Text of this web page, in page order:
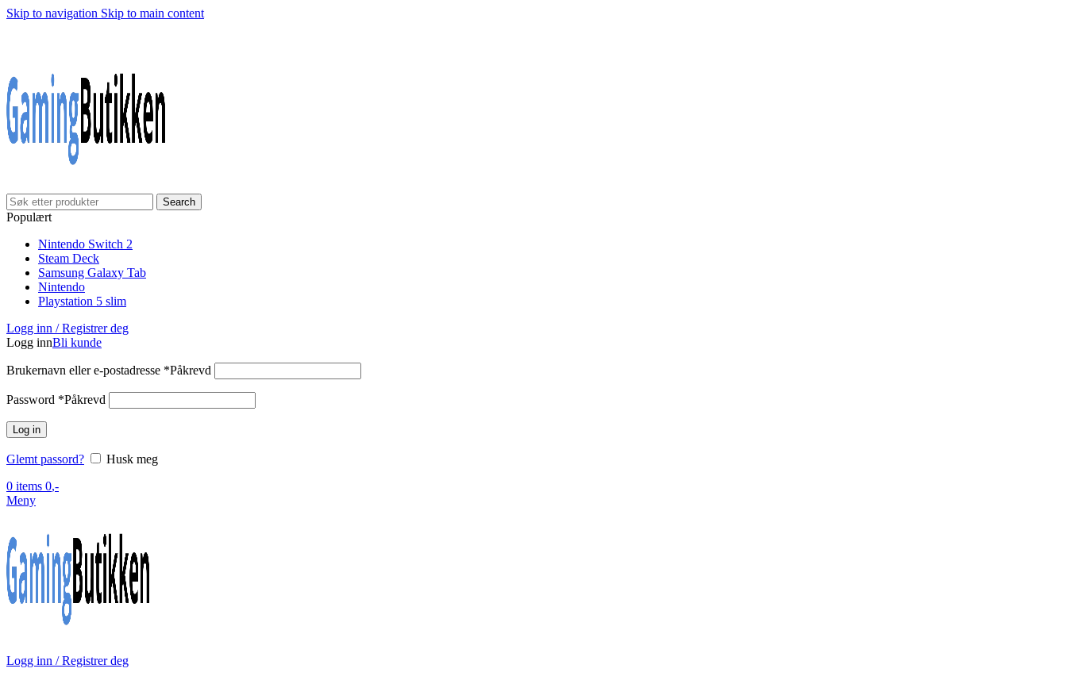
Skip to navigation Skip to main content
Search
Populært
Nintendo Switch 2
Steam Deck
Samsung Galaxy Tab
Nintendo
Playstation 5 slim
Logg inn / Registrer deg
Logg innBli kunde
Brukernavn eller e-postadresse *Påkrevd
Password *Påkrevd
Log in
Glemt passord?
Husk meg
0 items 0,-
Meny
Logg inn / Registrer deg